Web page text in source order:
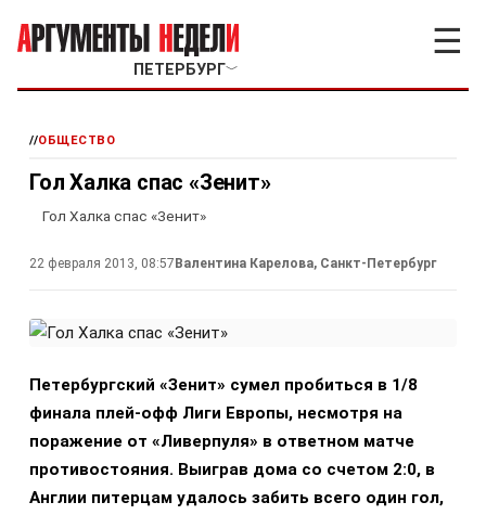
ПЕТЕРБУРГ﹀
☰
//ОБЩЕСТВО
Гол Халка спас «Зенит»
Гол Халка спас «Зенит»
22 февраля 2013, 08:57 Валентина Карелова, Санкт-Петербург
Петербургский «Зенит» сумел пробиться в 1/8
финала плей-офф Лиги Европы, несмотря на
поражение от «Ливерпуля» в ответном матче
противостояния. Выиграв дома со счетом 2:0, в
Англии питерцам удалось забить всего один гол,